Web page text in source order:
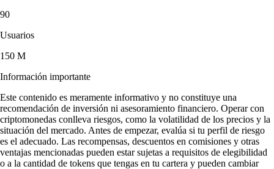
90
Usuarios
150 M
Información importante
Este contenido es meramente informativo y no constituye una
recomendación de inversión ni asesoramiento financiero. Operar con
criptomonedas conlleva riesgos, como la volatilidad de los precios y la
situación del mercado. Antes de empezar, evalúa si tu perfil de riesgo
es el adecuado. Las recompensas, descuentos en comisiones y otras
ventajas mencionadas pueden estar sujetas a requisitos de elegibilidad
o a la cantidad de tokens que tengas en tu cartera y pueden cambiar